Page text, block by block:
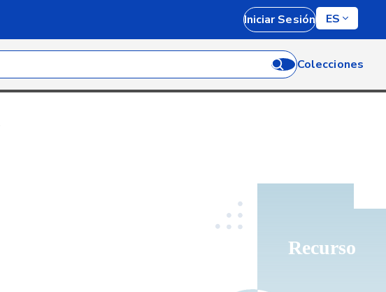
Iniciar Sesión ES
Colecciones
Recurso